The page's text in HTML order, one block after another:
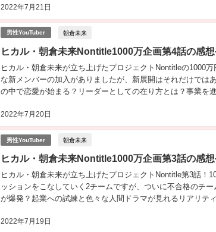
2022年7月21日
男性YouTuber 朝倉未来
ヒカル・朝倉未来Nontitle1000万企画第4話の感想
2022年7月20日
ヒカル・朝倉未来が立ち上げたプロジェクトNontitleの1000
な新メンバーの加入がありましたが、新展開はそれだけでは
の中で恋愛が始まる？リーダーとしての在り方とは？事業を
男性YouTuber 朝倉未来
ヒカル・朝倉未来Nontitle1000万企画第3話の感想
2022年7月19日
ヒカル・朝倉未来が立ち上げたプロジェクトNontitle第3話！
ッションをこなしていく2チームですが、ついに不合格のチ
が爆発？起業への試練と色々な人間ドラマが見れるリアリテ